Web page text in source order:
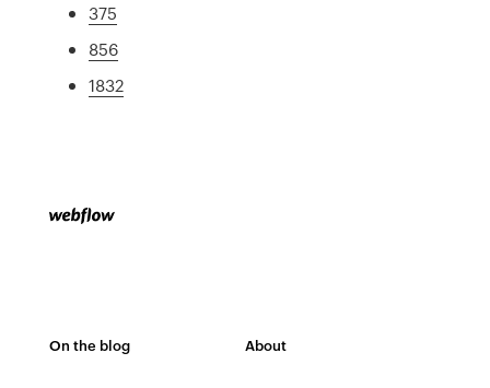
375
856
1832
On the blog About